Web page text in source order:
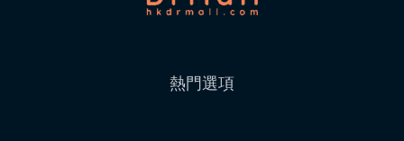
熱門選項